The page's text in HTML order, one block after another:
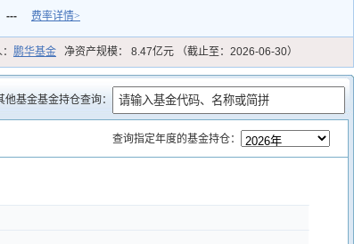
--- 费率详情>
鹏华基金 净资产规模： 8.47亿元 （截止至：2026-06-30）
他基金基金持仓查询：
查询指定年度的基金持仓：